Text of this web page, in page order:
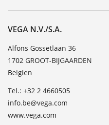
Beständigkeitsliste
TeamViewer
Über VEGA
Kontakt
News
Presse
Blog
VEGA N.V./S.A.
Alfons Gossetlaan 36
1702 GROOT-BIJGAARDEN
Belgien
Tel.: +32 2 4660505
info.be@vega.com
www.vega.com